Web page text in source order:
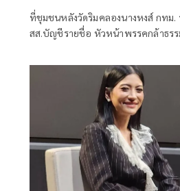
ศัตรูก็กลับมารักกันได้
ที่ชุมชนหลังวัดริมคลองนางหงส์ กทม.
สส.บัญชีรายชื่อ หัวหน้าพรรคกล้าธร